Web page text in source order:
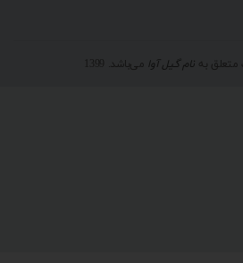
به نام گیل آوا می‌باشد. 1399